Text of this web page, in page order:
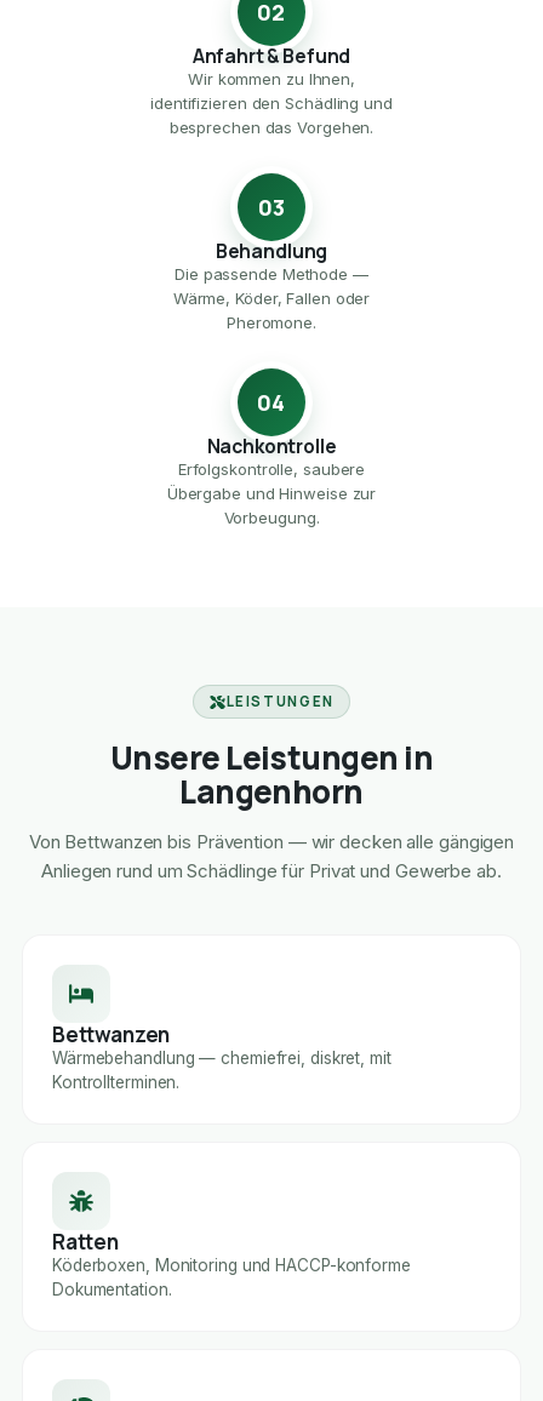
02
Anfahrt & Befund
Wir kommen zu Ihnen,
identifizieren den Schädling und
besprechen das Vorgehen.
03
Behandlung
Die passende Methode —
Wärme, Köder, Fallen oder
Pheromone.
04
Nachkontrolle
Erfolgskontrolle, saubere
Übergabe und Hinweise zur
Vorbeugung.
LEISTUNGEN
Unsere Leistungen in
Langenhorn
Von Bettwanzen bis Prävention — wir decken alle gängigen
Anliegen rund um Schädlinge für Privat und Gewerbe ab.
Bettwanzen
Wärmebehandlung — chemiefrei, diskret, mit
Kontrollterminen.
Ratten
Köderboxen, Monitoring und HACCP-konforme
Dokumentation.